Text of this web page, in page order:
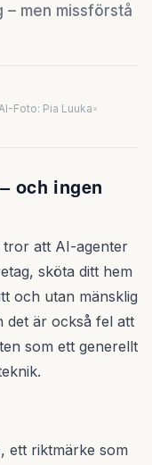
men missförstå
Foto: Pia Luuka•
och ingen
tror att AI-agenter
sköta ditt hem
och utan mänsklig
det är också fel att
som ett generellt
, ett riktmärke som